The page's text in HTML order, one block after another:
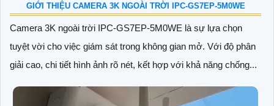
GIỚI THIỆU CAMERA 3K NGOÀI TRỜI IPC-GS7EP-5M0WE
Camera 3K ngoài trời IPC-GS7EP-5M0WE là sự lựa chọn
tuyệt vời cho việc giám sát trong không gian mở. Với độ phân
giải cao, chi tiết hình ảnh rõ nét, kết hợp với khả năng chống...